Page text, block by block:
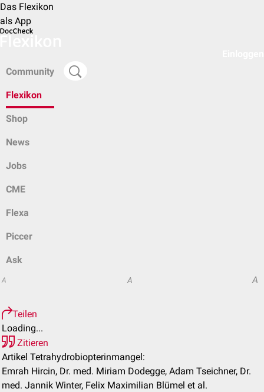
Das Flexikon
als App
Community
Flexikon
Shop
News
Jobs
CME
Flexa
Piccer
Ask
A A A
Teilen
Loading...
Zitieren
Artikel Tetrahydrobiopterinmangel:
Emrah Hircin, Dr. med. Miriam Dodegge, Adam Tseichner, Dr.
med. Jannik Winter, Felix Maximilian Blümel et al.